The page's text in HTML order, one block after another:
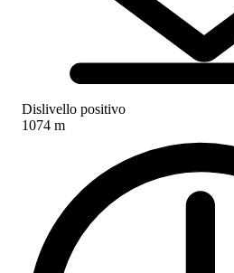
Dislivello positivo
1074 m